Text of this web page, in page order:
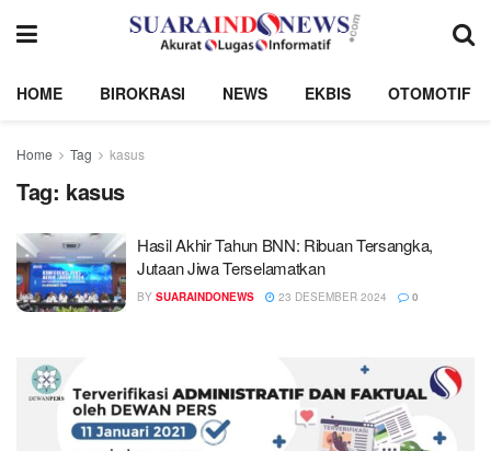
HOME BIROKRASI NEWS EKBIS OTOMOTIF
Home Tag kasus
Tag: kasus
Hasil Akhir Tahun BNN: Ribuan Tersangka,
Jutaan Jiwa Terselamatkan
BY SUARAINDONEWS 23 DESEMBER 2024 0